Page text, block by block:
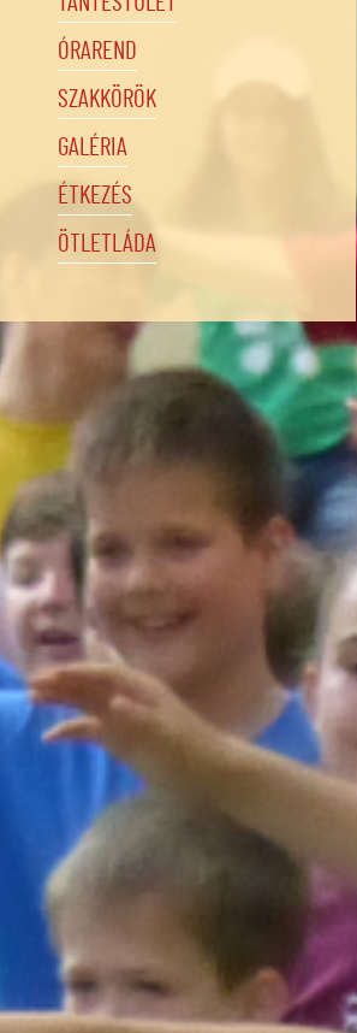
ÓRAREND
SZAKKÖRÖK
GALÉRIA
ÉTKEZÉS
ÖTLETLÁDA